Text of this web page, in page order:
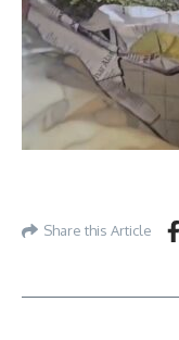
Share this Article